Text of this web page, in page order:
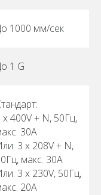
1000 мм/сек
1 G
х 400V + N, 50Гц,
30А
3 х 208V + N,
макс. 30A
3 х 230V, 50Гц,
20A